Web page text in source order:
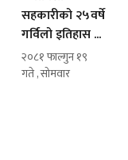
सहकारीको २५वर्षे
गर्विलो इतिहास ...
२०८१ फाल्गुन १९
गते , सोमवार